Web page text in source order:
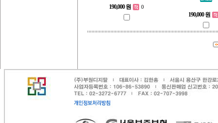
190,000 원 0
190,000 원